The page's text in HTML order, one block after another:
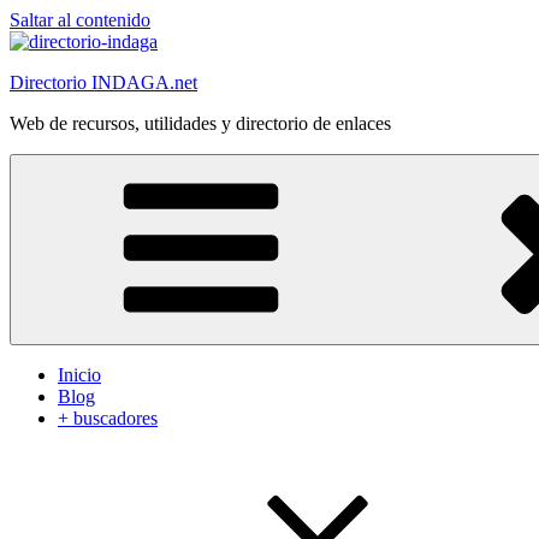
Saltar al contenido
Directorio INDAGA.net
Web de recursos, utilidades y directorio de enlaces
Inicio
Blog
+ buscadores